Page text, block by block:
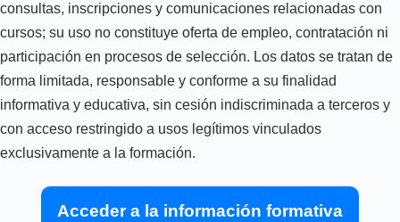
consultas, inscripciones y comunicaciones relacionadas con
cursos; su uso no constituye oferta de empleo, contratación ni
participación en procesos de selección. Los datos se tratan de
forma limitada, responsable y conforme a su finalidad
informativa y educativa, sin cesión indiscriminada a terceros y
con acceso restringido a usos legítimos vinculados
exclusivamente a la formación.
Acceder a la información formativa